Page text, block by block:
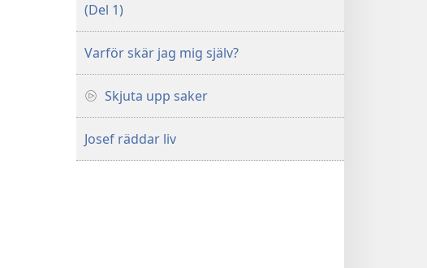
(Del 1)
Varför skär jag mig själv?
Skjuta upp saker
Josef räddar liv